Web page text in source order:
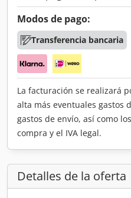
Modos de pago:
Transferencia bancaria
La facturación se realizará
alta más eventuales gastos
gastos de envío, así como
compra y el IVA legal.
Detalles de la oferta